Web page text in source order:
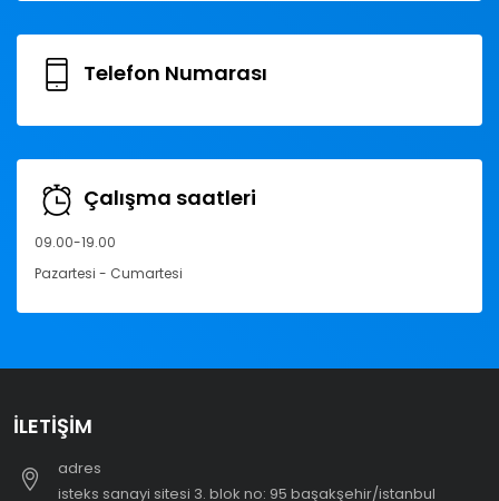
Telefon Numarası
Çalışma saatleri
09.00-19.00
Pazartesi - Cumartesi
İLETIŞIM
adres
i̇steks sanayi sitesi 3. blok no: 95 başakşehir/i̇stanbul